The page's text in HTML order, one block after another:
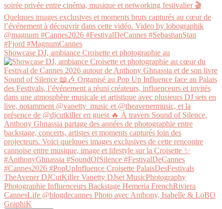
Showcase DJ, ambiance Croisette et photographie au